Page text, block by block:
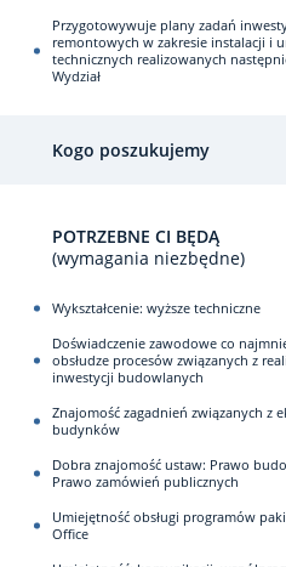
Przygotowywuje plany zadań
remontowych w zakresie instalacji i
technicznych realizowanych
Wydział
Kogo poszukujemy
POTRZEBNE CI BĘDĄ
(wymagania niezbędne)
Wykształcenie: wyższe techniczne
Doświadczenie zawodowe co
obsłudze procesów związanych z
inwestycji budowlanych
Znajomość zagadnień związanych z
budynków
Dobra znajomość ustaw: Prawo
Prawo zamówień publicznych
Umiejętność obsługi programów
Office